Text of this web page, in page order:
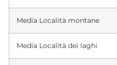
Media Località montane
Media Località dei laghi